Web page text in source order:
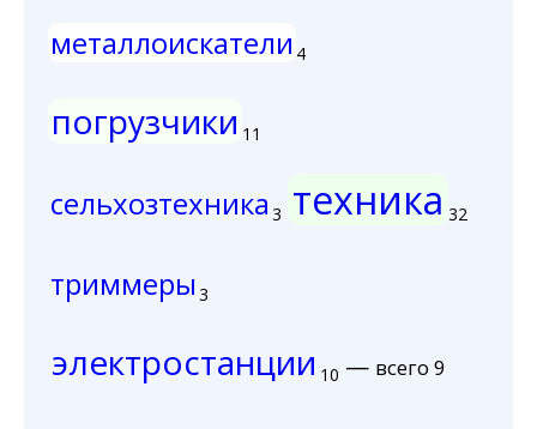
металлоискатели 4
погрузчики 11
сельхозтехника 3 техника 32
триммеры 3
электростанции 10 — всего 9